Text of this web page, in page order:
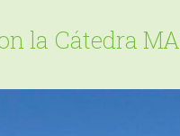
la Cátedra